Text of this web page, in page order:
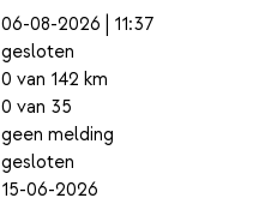
06-08-2026 | 11:37
gesloten
0 van 142 km
0 van 35
geen melding
gesloten
15-06-2026